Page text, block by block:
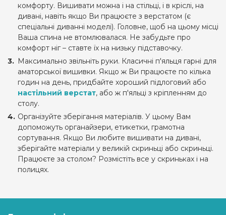
комфорту. Вишивати можна і на стільці, і в кріслі, на
дивані, навіть якщо Ви працюєте з верстатом (є
спеціальні диванні моделі). Головне, щоб на цьому місці
Ваша спина не втомлювалася. Не забудьте про
комфорт ніг – ставте їх на низьку підставочку.
Максимально звільніть руки. Класичні п'яльця гарні для
аматорської вишивки. Якщо ж Ви працюєте по кілька
годин на день, придбайте хороший підлоговий або
настільний верстат, або ж п'яльці з кріпленням до
столу.
Організуйте зберігання матеріалів. У цьому Вам
допоможуть органайзери, етикетки, грамотна
сортування. Якщо Ви любите вишивати на дивані,
зберігайте матеріали у великій скриньці або скриньці.
Працюєте за столом? Розмістіть все у скриньках і на
полицях.